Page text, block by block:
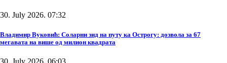
30. July 2026. 07:32
Владимир Вуковић: Соларни зид на путу ка Острогу: дозвола за 67
мегавата на више од милион квадрата